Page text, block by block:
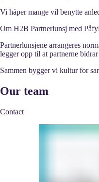
Vi håper mange vil benytte
Om H2B Partnerlunsj med
Partnerlunsjene arrangeres
legger opp til at partnerne
Sammen bygger vi kultur for
Our team
Contact